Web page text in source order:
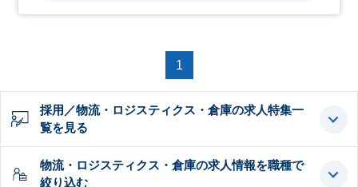
1
採用／物流・ロジスティクス・倉庫の求人特集一
覧を見る
物流・ロジスティクス・倉庫の求人情報を職種で
絞り込む